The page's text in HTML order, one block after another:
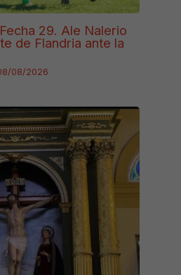
29. Ale Nalerio
de Flandria ante la
08/2026